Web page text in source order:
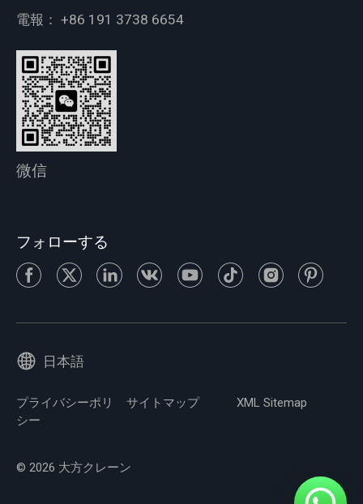
電報： +86 191 3738 6654
微信
フォローする
日本語
プライバシーポリ
シー
サイトマップ XML Sitemap
© 2026 大方クレーン